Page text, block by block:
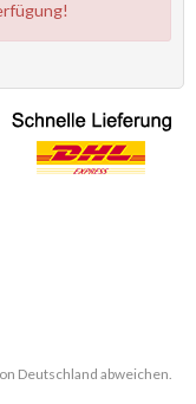
Deutschland abweichen.